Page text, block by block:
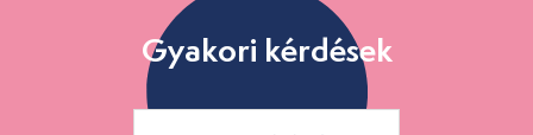
Gyakori kérdések